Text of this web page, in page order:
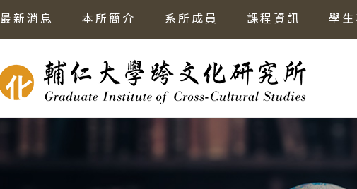
最新消息 本所簡介 系所成員 課程資訊 學